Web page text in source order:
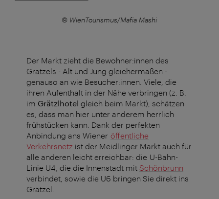
© WienTourismus/Mafia Mashi
Der Markt zieht die Bewohner:innen des
Grätzels - Alt und Jung gleichermaßen -
genauso an wie Besucher:innen. Viele, die
ihren Aufenthalt in der Nähe verbringen (z. B.
im Grätzlhotel gleich beim Markt), schätzen
es, dass man hier unter anderem herrlich
frühstücken kann. Dank der perfekten
Anbindung ans Wiener öffentliche
Verkehrsnetz ist der Meidlinger Markt auch für
alle anderen leicht erreichbar: die U-Bahn-
Linie U4, die die Innenstadt mit Schönbrunn
verbindet, sowie die U6 bringen Sie direkt ins
Grätzel.